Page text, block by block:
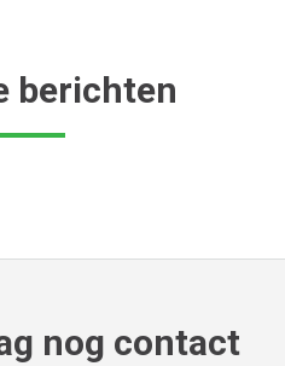
berichten
nog contact